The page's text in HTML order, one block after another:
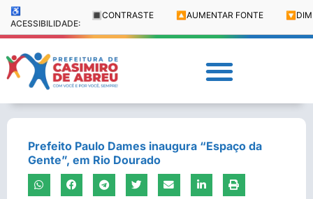
♿
ACESSIBILIDADE:
🔳 CONTRASTE 🔼 AUMENTAR FONTE 🔽
Prefeito Paulo Dames inaugura “Espaço da
Gente”, em Rio Dourado